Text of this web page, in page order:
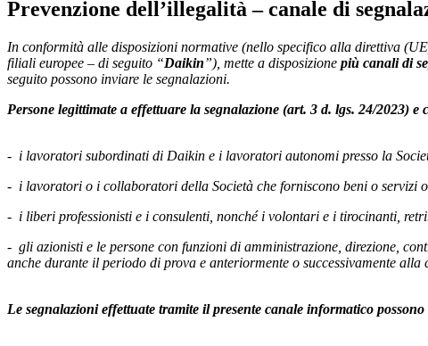
Prevenzione dell’illegalità – canale di
In conformità alle disposizioni normative (nello specifico alla direttiva
filiali europee – di seguito “Daikin”), mette a disposizione più canali di
seguito possono inviare le segnalazioni.
Persone legittimate a effettuare la segnalazione (art. 3 d. lgs. 24/2023)
- i lavoratori subordinati di Daikin e i lavoratori autonomi presso la
- i lavoratori o i collaboratori della Società che forniscono beni o servizi
- i liberi professionisti e i consulenti, nonché i volontari e i tirocinanti,
- gli azionisti e le persone con funzioni di amministrazione, direzione,
anche durante il periodo di prova e anteriormente o successivamente
Le segnalazioni effettuate tramite il presente canale informatico